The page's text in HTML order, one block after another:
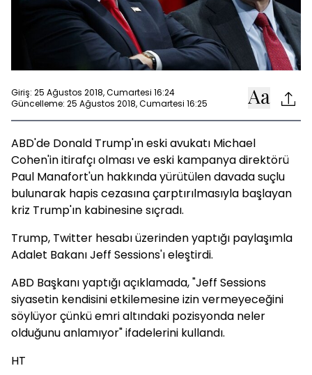
Giriş: 25 Ağustos 2018, Cumartesi 16:24
Güncelleme: 25 Ağustos 2018, Cumartesi 16:25
ABD'de Donald Trump'ın eski avukatı Michael
Cohen'in itirafçı olması ve eski kampanya direktörü
Paul Manafort'un hakkında yürütülen davada suçlu
bulunarak hapis cezasına çarptırılmasıyla başlayan
kriz Trump'ın kabinesine sıçradı.
Trump, Twitter hesabı üzerinden yaptığı paylaşımla
Adalet Bakanı Jeff Sessions'ı eleştirdi.
ABD Başkanı yaptığı açıklamada, "Jeff Sessions
siyasetin kendisini etkilemesine izin vermeyeceğini
söylüyor çünkü emri altındaki pozisyonda neler
olduğunu anlamıyor" ifadelerini kullandı.
HT